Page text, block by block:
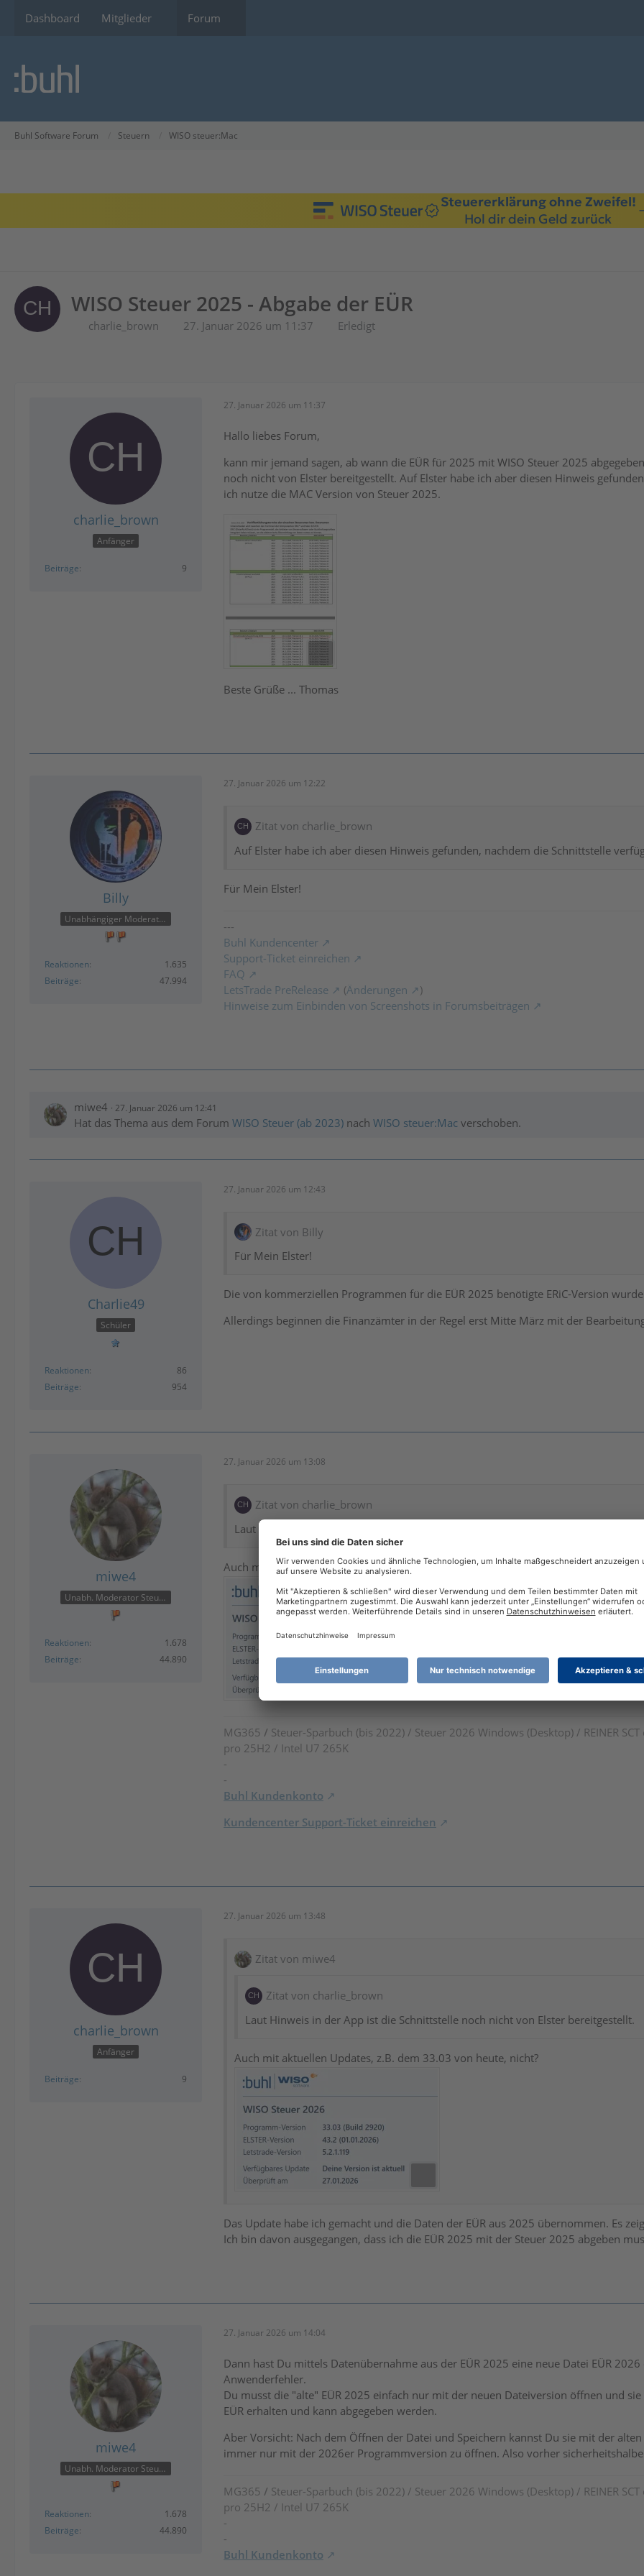
Dashboard Mitglieder Forum
Buhl Software Forum Steuern WISO steuer:Mac
Steuererklärung ohne Zweifel!
Hol dir dein Geld zurück
WISO Steuer 2025 - Abgabe der EÜR
charlie_brown 27. Januar 2026 um 11:37 Erledigt
charlie_brown
Anfänger
Beiträge 9
27. Januar 2026 um 11:37
Hallo liebes Forum,
kann mir jemand sagen, ab wann die EÜR für 2025 mit WISO Steuer 2025
noch nicht von Elster bereitgestellt. Auf Elster habe ich aber diesen Hinweis
ich nutze die MAC Version von Steuer 2025.
Beste Grüße ... Thomas
Billy
Unabhängiger Moderator
Reaktionen
1.635
Beiträge
47.994
27. Januar 2026 um 12:22
Zitat von charlie_brown
Auf Elster habe ich aber diesen Hinweis gefunden, nachdem die Schnittstelle
Für Mein Elster!
---
Buhl Kundencenter
Support-Ticket einreichen
FAQ
LetsTrade PreRelease
(Änderungen
)
Hinweise zum Einbinden von Screenshots in Forumsbeiträgen
miwe4 27. Januar 2026 um 12:41
Hat das Thema aus dem Forum WISO Steuer (ab 2023) nach WISO steuer:Mac verschoben.
Charlie49
Schüler
Reaktionen
86
Beiträge
954
27. Januar 2026 um 12:43
Zitat von Billy
Für Mein Elster!
Die von kommerziellen Programmen für die EÜR 2025 benötigte ERiC-Version
Allerdings beginnen die Finanzämter in der Regel erst Mitte März mit der
miwe4
Unabh. Moderator Steuer
Reaktionen
1.678
Beiträge
44.890
27. Januar 2026 um 13:08
Zitat von charlie_brown
Laut Hinweis in der App ist die Schnittstelle noch nicht von Elster bereitgestellt.
Auch mit aktuellen Updates, z.B. dem 33.03 von heute, nicht?
MG365 / Steuer-Sparbuch (bis 2022) / Steuer 2026 Windows (Desktop) / REINER
pro 25H2 / Intel U7 265K
-
-
Buhl Kundenkonto
Kundencenter Support-Ticket einreichen
charlie_brown
Anfänger
Beiträge 9
27. Januar 2026 um 13:48
Zitat von miwe4
Zitat von charlie_brown
Laut Hinweis in der App ist die Schnittstelle noch nicht von Elster bereitgestellt.
Auch mit aktuellen Updates, z.B. dem 33.03 von heute, nicht?
Das Update habe ich gemacht und die Daten der EÜR aus 2025 übernommen. Es
Ich bin davon ausgegangen, dass ich die EÜR 2025 mit der Steuer 2025 abgeben
miwe4
Unabh. Moderator Steuer
Reaktionen
1.678
Beiträge
44.890
27. Januar 2026 um 14:04
Dann hast Du mittels Datenübernahme aus der EÜR 2025 eine neue Datei EÜR
Anwenderfehler.
Du musst die "alte" EÜR 2025 einfach nur mit der neuen Dateiversion öffnen und
EÜR erhalten und kann abgegeben werden.
Aber Vorsicht: Nach dem Öffnen der Datei und Speichern kannst Du sie mit der
immer nur mit der 2026er Programmversion zu öffnen. Also vorher
MG365 / Steuer-Sparbuch (bis 2022) / Steuer 2026 Windows (Desktop) / REINER
pro 25H2 / Intel U7 265K
-
-
Buhl Kundenkonto